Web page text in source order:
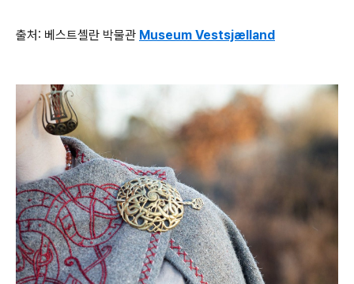
출처: 베스트셸란 박물관 Museum Vestsjælland